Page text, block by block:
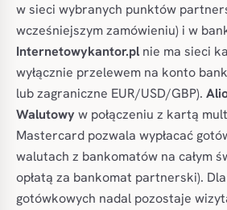
w sieci wybranych punktów
wcześniejszym zamówieniu) i w
Internetowykantor.pl nie ma sieci
wyłącznie przelewem na konto
lub zagraniczne EUR/USD/GBP).
Walutowy w połączeniu z kartą
Mastercard pozwala wypłacać
walutach z bankomatów na całym
opłatą za bankomat partnerski).
gotówkowych nadal pozostaje